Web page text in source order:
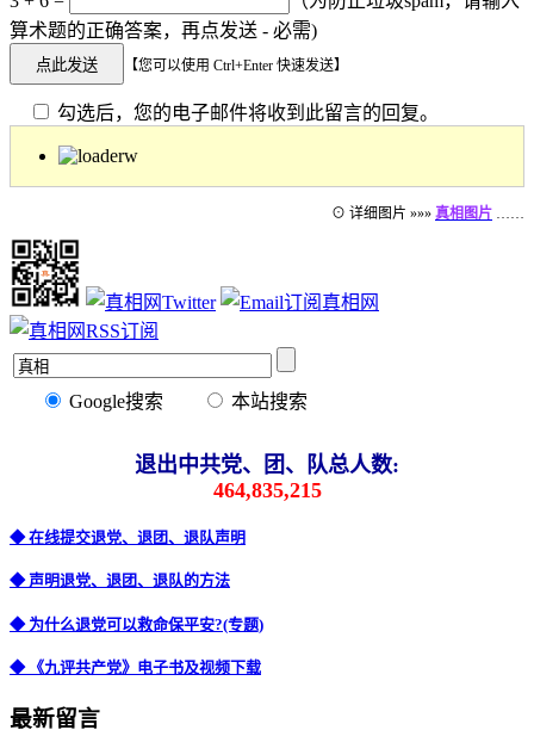
算术题的正确答案，再点发送 - 必需)
【您可以使用 Ctrl+Enter 快速发送】
勾选后，您的电子邮件将收到此留言的回复。
⊙ 详细图片 »»» 真相图片 ……
Google搜索 本站搜索
退出中共党、团、队总人数:
464,835,215
◆ 在线提交退党、退团、退队声明
◆ 声明退党、退团、退队的方法
◆ 为什么退党可以救命保平安?(专题)
◆ 《九评共产党》电子书及视频下载
最新留言